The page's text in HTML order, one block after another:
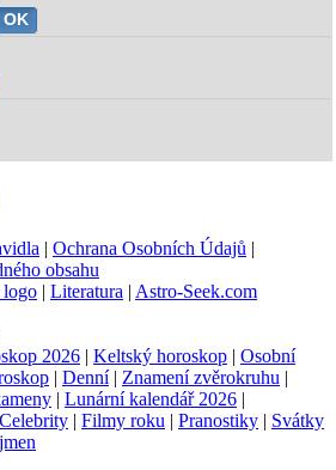
| Ochrana Osobních Údajů |
obsahu
| Literatura | Astro-Seek.com
2026 | Keltský horoskop | Osobní
| Denní| Znamení zvěrokruhu |
| Lunární kalendář 2026 |
Celebrity | Filmy roku | Pranostiky | Svátky